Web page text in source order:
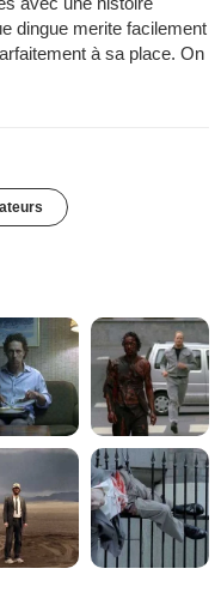
dingue merite facilement
à sa place. On